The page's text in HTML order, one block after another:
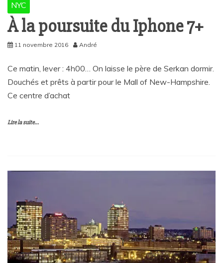
NYC
À la poursuite du Iphone 7+
11 novembre 2016 André
Ce matin, lever : 4h00… On laisse le père de Serkan dormir.
Douchés et prêts à partir pour le Mall of New-Hampshire.
Ce centre d’achat
Lire la suite...